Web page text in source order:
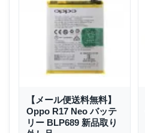
【メール便送料無料】
Oppo R17 Neo バッテ
リー BLP689 新品取り